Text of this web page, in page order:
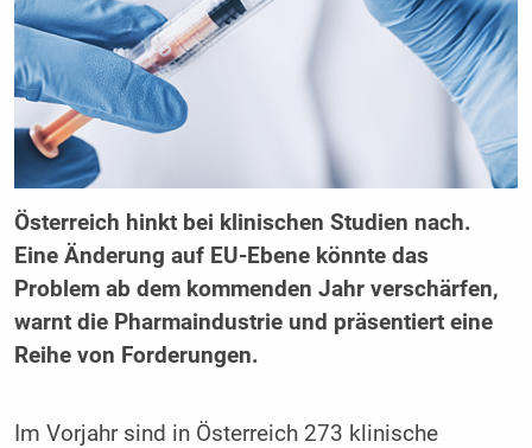
Österreich hinkt bei klinischen Studien nach.
Eine Änderung auf EU-Ebene könnte das
Problem ab dem kommenden Jahr verschärfen,
warnt die Pharmaindustrie und präsentiert eine
Reihe von Forderungen.
Im Vorjahr sind in Österreich 273 klinische